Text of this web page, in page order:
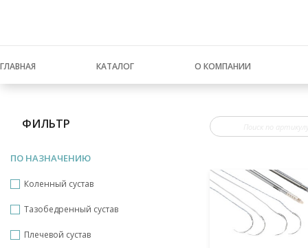
ГЛАВНАЯ КАТАЛОГ О КОМПАНИИ
ФИЛЬТР
ПО НАЗНАЧЕНИЮ
Коленный сустав
Тазобедренный сустав
Плечевой сустав